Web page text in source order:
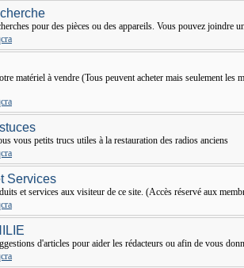
pour des pièces ou des appareils. Vous pouvez joindre
matériel à vendre (Tous peuvent acheter mais seulement les
vous petits trucs utiles à la restauration des radios anciens
Services
et services aux visiteur de ce site. (Accès réservé aux
d'articles pour aider les rédacteurs ou afin de vous